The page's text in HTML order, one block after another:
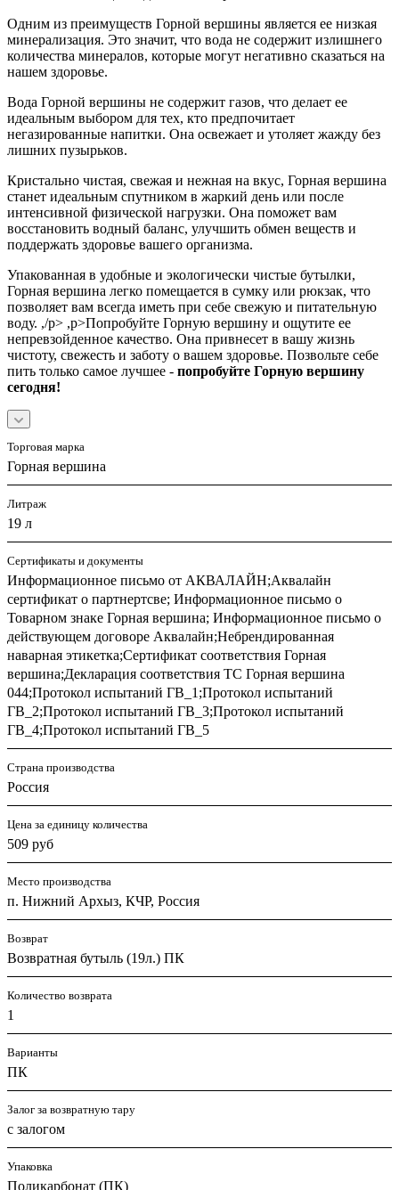
Одним из преимуществ Горной вершины является ее низкая
минерализация. Это значит, что вода не содержит излишнего
количества минералов, которые могут негативно сказаться на
нашем здоровье.
Вода Горной вершины не содержит газов, что делает ее
идеальным выбором для тех, кто предпочитает
негазированные напитки. Она освежает и утоляет жажду без
лишних пузырьков.
Кристально чистая, свежая и нежная на вкус, Горная вершина
станет идеальным спутником в жаркий день или после
интенсивной физической нагрузки. Она поможет вам
восстановить водный баланс, улучшить обмен веществ и
поддержать здоровье вашего организма.
Упакованная в удобные и экологически чистые бутылки,
Горная вершина легко помещается в сумку или рюкзак, что
позволяет вам всегда иметь при себе свежую и питательную
воду. ,/p> ,p>Попробуйте Горную вершину и ощутите ее
непревзойденное качество. Она привнесет в вашу жизнь
чистоту, свежесть и заботу о вашем здоровье. Позвольте себе
пить только самое лучшее - попробуйте Горную вершину
сегодня!
Торговая марка
Горная вершина
Литраж
19 л
Сертификаты и документы
Информационное письмо от АКВАЛАЙН;Аквалайн
сертификат о партнертсве; Информационное письмо о
Товарном знаке Горная вершина; Информационное письмо о
действующем договоре Аквалайн;Небрендированная
наварная этикетка;Сертификат соответствия Горная
вершина;Декларация соответствия ТС Горная вершина
044;Протокол испытаний ГВ_1;Протокол испытаний
ГВ_2;Протокол испытаний ГВ_3;Протокол испытаний
ГВ_4;Протокол испытаний ГВ_5
Страна производства
Россия
Цена за единицу количества
509 руб
Место производства
п. Нижний Архыз, КЧР, Россия
Возврат
Возвратная бутыль (19л.) ПК
Количество возврата
1
Варианты
ПК
Залог за возвратную тару
с залогом
Упаковка
Поликарбонат (ПК)